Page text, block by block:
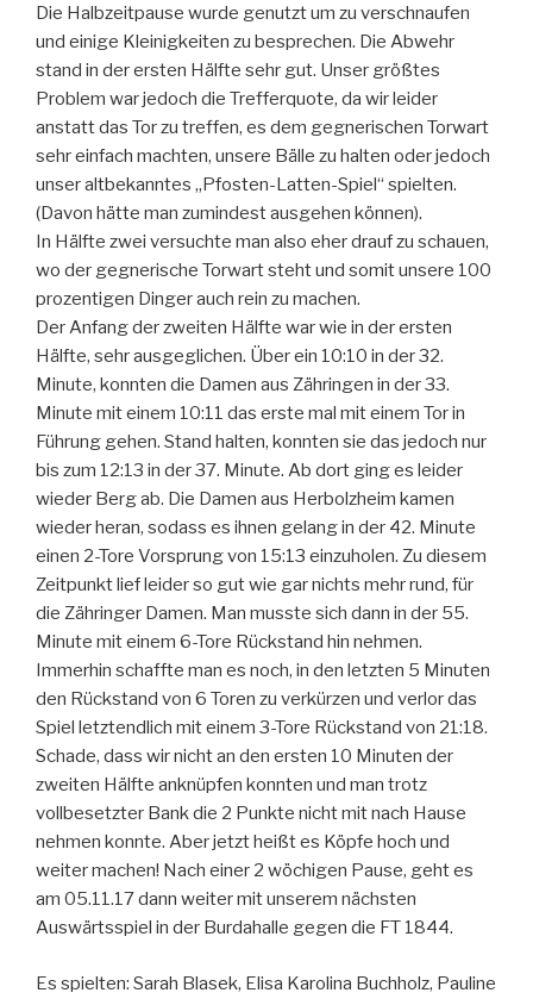
Die Halbzeitpause wurde genutzt um zu verschnaufen
und einige Kleinigkeiten zu besprechen. Die Abwehr
stand in der ersten Hälfte sehr gut. Unser größtes
Problem war jedoch die Trefferquote, da wir leider
anstatt das Tor zu treffen, es dem gegnerischen Torwart
sehr einfach machten, unsere Bälle zu halten oder jedoch
unser altbekanntes „Pfosten-Latten-Spiel“ spielten.
(Davon hätte man zumindest ausgehen können).
In Hälfte zwei versuchte man also eher drauf zu schauen,
wo der gegnerische Torwart steht und somit unsere 100
prozentigen Dinger auch rein zu machen.
Der Anfang der zweiten Hälfte war wie in der ersten
Hälfte, sehr ausgeglichen. Über ein 10:10 in der 32.
Minute, konnten die Damen aus Zähringen in der 33.
Minute mit einem 10:11 das erste mal mit einem Tor in
Führung gehen. Stand halten, konnten sie das jedoch nur
bis zum 12:13 in der 37. Minute. Ab dort ging es leider
wieder Berg ab. Die Damen aus Herbolzheim kamen
wieder heran, sodass es ihnen gelang in der 42. Minute
einen 2-Tore Vorsprung von 15:13 einzuholen. Zu diesem
Zeitpunkt lief leider so gut wie gar nichts mehr rund, für
die Zähringer Damen. Man musste sich dann in der 55.
Minute mit einem 6-Tore Rückstand hin nehmen.
Immerhin schaffte man es noch, in den letzten 5 Minuten
den Rückstand von 6 Toren zu verkürzen und verlor das
Spiel letztendlich mit einem 3-Tore Rückstand von 21:18.
Schade, dass wir nicht an den ersten 10 Minuten der
zweiten Hälfte anknüpfen konnten und man trotz
vollbesetzter Bank die 2 Punkte nicht mit nach Hause
nehmen konnte. Aber jetzt heißt es Köpfe hoch und
weiter machen! Nach einer 2 wöchigen Pause, geht es
am 05.11.17 dann weiter mit unserem nächsten
Auswärtsspiel in der Burdahalle gegen die FT 1844.
Es spielten: Sarah Blasek, Elisa Karolina Buchholz, Pauline